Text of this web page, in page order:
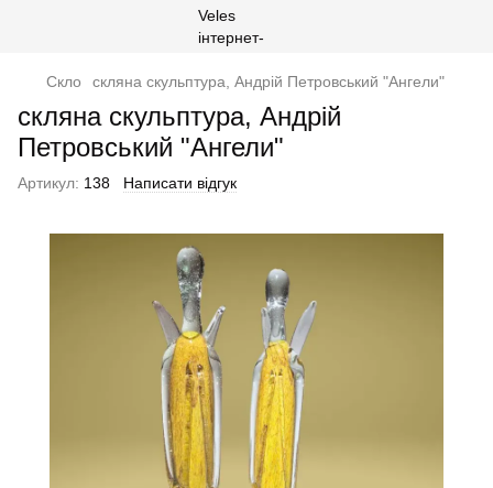
Скло скляна скульптура, Андрій Петровський "Ангели"
скляна скульптура, Андрій
Петровський "Ангели"
Артикул: 138 Написати відгук